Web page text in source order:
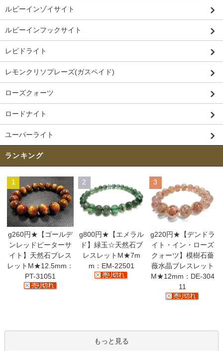
ルビーインゾイサイト
ルビーインフックサイト
レピドライト
レモンクリソプレーズ(ガスペイド)
ローズクォーツ
ロードナイト
ユーパーライト
ランキング
1
g260円★【ゴールデ
ンレッドピーターサ
イト】天然石ブレス
レットM★12.5mm：
PT-31051
2
g800円★【エメラル
ド】緑玉☆天然石ブ
レスレットM★7m
m：EM-22501
3
g220円★【デンドラ
イト・イン・ローズ
クォーツ】模樹石薔
薇水晶ブレスレット
M★12mm：DE-304
11
もっと見る